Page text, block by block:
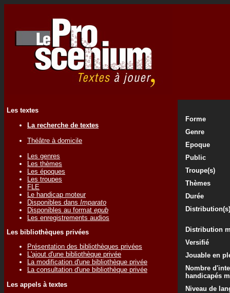
Les textes
La recherche de textes
Théâtre à domicile
Les genres
Les thèmes
Les époques
Les troupes
FLE
Le handicap moteur
Disponibles dans Imparato
Disponibles au format epub
Les enregistrements audios
Les bibliothèques privées
Présentation des bibliothèques privées
L'ajout d'une bibliothèque privée
La modification d'une bibliothèque privée
La consultation d'une bibliothèque privée
Les appels à textes
Forme
Genre
Epoque
Public
Troupe(s)
Thèmes
Durée
Distribution(s)
Distribution
Versifié
Jouable en
Nombre
handicapés
Niveau de